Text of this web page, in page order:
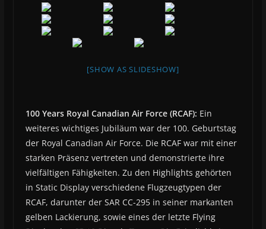
[SHOW AS SLIDESHOW]
100 Years Royal Canadian Air Force (RCAF): Ein
weiteres wichtiges Jubiläum war der 100. Geburtstag
der Royal Canadian Air Force. Die RCAF war mit einer
starken Präsenz vertreten und demonstrierte ihre
vielfältigen Fähigkeiten. Zu den Highlights gehörten
in Static Display verschiedene Flugzeugtypen der
RCAF, darunter der SAR CC-295 in seiner markanten
gelben Lackierung, sowie eines der letzte Flying